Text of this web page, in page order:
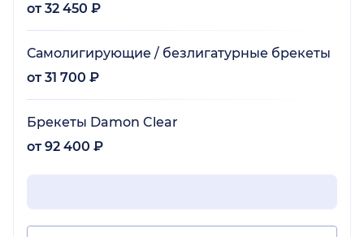
от 32 450 ₽
Самолигирующие / безлигатурные брекеты
от 31 700 ₽
Брекеты Damon Clear
от 92 400 ₽